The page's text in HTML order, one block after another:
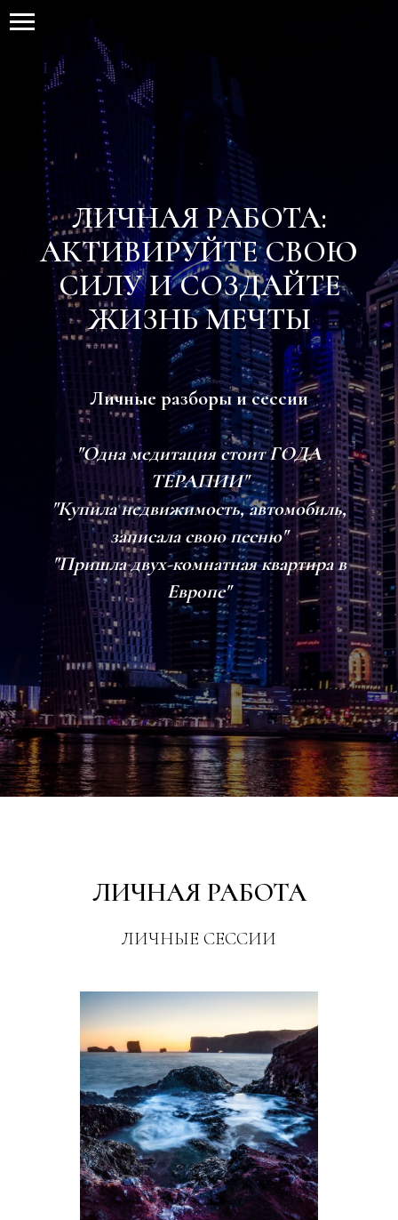
ЛИЧНАЯ РАБОТА:
АКТИВИРУЙТЕ СВОЮ
СИЛУ И СОЗДАЙТЕ
ЖИЗНЬ МЕЧТЫ
Личные разборы и сессии
"Одна медитация стоит ГОДА
ТЕРАПИИ"
"Купила недвижимость, автомобиль,
записала свою песню"
"Пришла двух-комнатная квартира в
Европе"
ЛИЧНАЯ РАБОТА
ЛИЧНЫЕ СЕССИИ